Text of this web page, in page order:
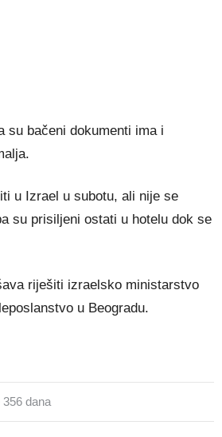
su bačeni dokumenti ima i
u Izrael u subotu, ali nije se
su prisiljeni ostati u hotelu dok se
riješiti izraelsko ministarstvo
u Beogradu.
356 dana